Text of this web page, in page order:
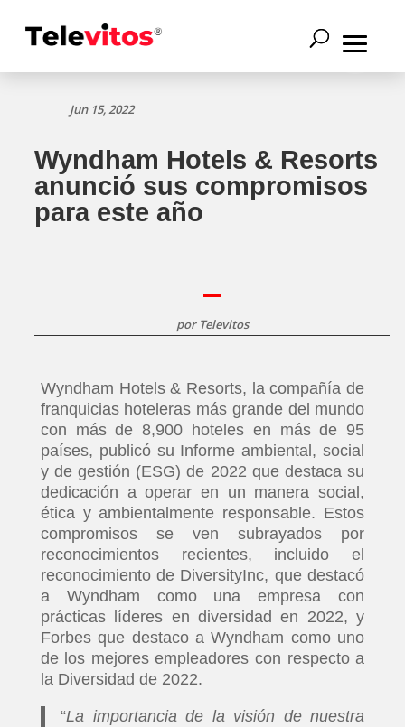
Jun 15, 2022
Wyndham Hotels & Resorts
anunció sus compromisos
para este año
por Televitos
Wyndham Hotels & Resorts, la compañía de
franquicias hoteleras más grande del mundo
con más de 8,900 hoteles en más de 95
países, publicó su Informe ambiental, social
y de gestión (ESG) de 2022 que destaca su
dedicación a operar en un manera social,
ética y ambientalmente responsable. Estos
compromisos se ven subrayados por
reconocimientos recientes, incluido el
reconocimiento de DiversityInc, que destacó
a Wyndham como una empresa con
prácticas líderes en diversidad en 2022, y
Forbes que destaco a Wyndham como uno
de los mejores empleadores con respecto a
la Diversidad de 2022.
“La importancia de la visión de nuestra